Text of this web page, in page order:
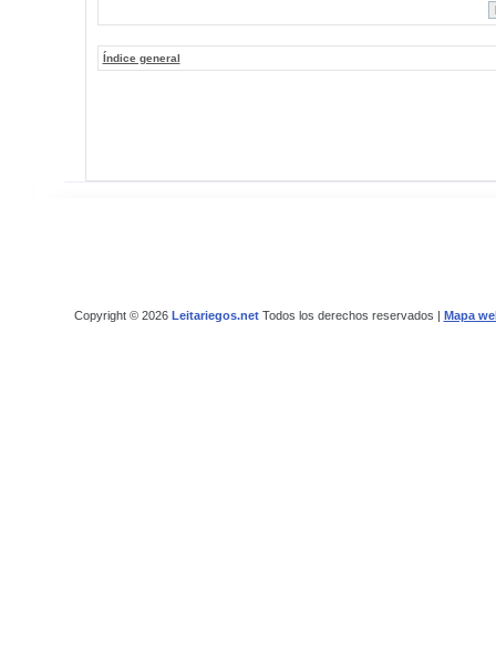
Índice general
Copyright © 2026 Leitariegos.netTodos los derechos reservados | Mapa